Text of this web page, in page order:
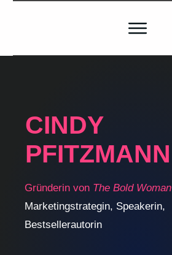
CINDY
PFITZMANN
Gründerin von The Bold Woman
Marketingstrategin, Speakerin,
Bestsellerautorin